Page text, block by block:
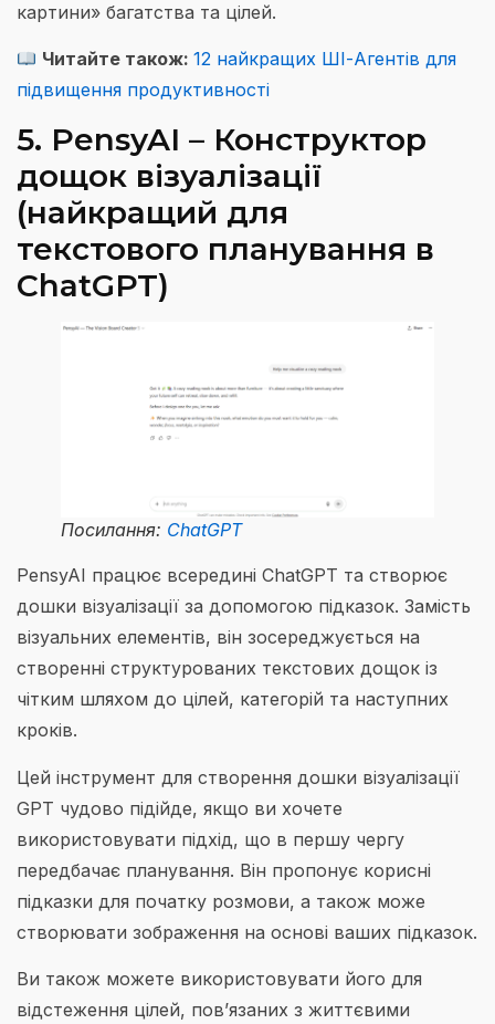
картини» багатства та цілей.
Читайте також:12 найкращих ШІ-Агентів для
підвищення продуктивності
5. PensyAI – Конструктор
дощок візуалізації
(найкращий для
текстового планування в
ChatGPT)
Посилання: ChatGPT
PensyAI працює всередині ChatGPT та створює
дошки візуалізації за допомогою підказок. Замість
візуальних елементів, він зосереджується на
створенні структурованих текстових дощок із
чітким шляхом до цілей, категорій та наступних
кроків.
Цей інструмент для створення дошки візуалізації
GPT чудово підійде, якщо ви хочете
використовувати підхід, що в першу чергу
передбачає планування. Він пропонує корисні
підказки для початку розмови, а також може
створювати зображення на основі ваших підказок.
Ви також можете використовувати його для
відстеження цілей, пов’язаних з життєвими